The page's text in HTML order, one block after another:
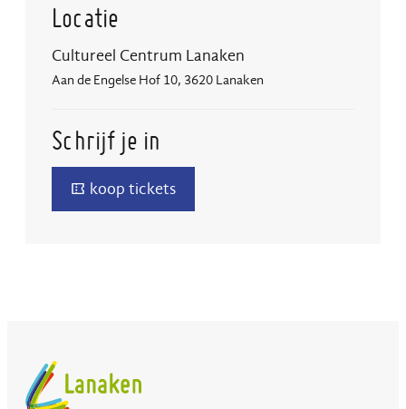
Locatie
Cultureel Centrum Lanaken
Aan de Engelse Hof 10, 3620 Lanaken
Schrijf je in
koop tickets